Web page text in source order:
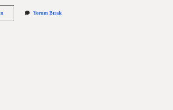
Trim
Yorum Bırak